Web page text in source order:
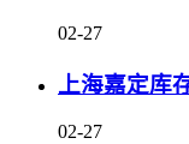
02-27
上海嘉定库
02-27